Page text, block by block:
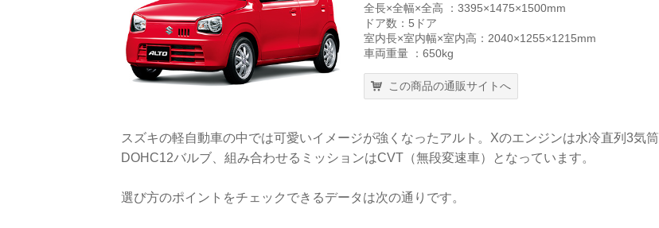
全長×全幅×全高 ：3395×1475×1500mm
ドア数：5ドア
室内長×室内幅×室内高：2040×1255×1215mm
車両重量 ：650kg
この商品の通販サイトへ
スズキの軽自動車の中では可愛いイメージが強くなったアルト。Xのエンジンは水冷直列3気筒
DOHC12バルブ、組み合わせるミッションはCVT（無段変速車）となっています。
選び方のポイントをチェックできるデータは次の通りです。